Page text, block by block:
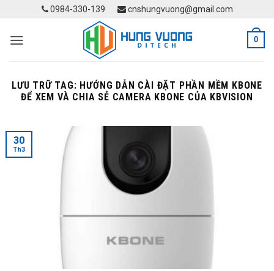
content
0984-330-139 cnshungvuong@gmail.com
0
LƯU TRỮ TAG: HƯỚNG DẪN CÀI ĐẶT PHẦN MỀM KBONE
ĐỂ XEM VÀ CHIA SẺ CAMERA KBONE CỦA KBVISION
30
Th3